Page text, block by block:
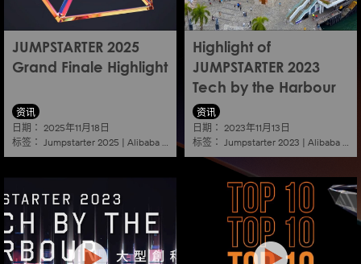
JUMPSTARTER 2025
Grand Finale Highlight
资讯
日期： 2025年11月18日
标签： Jumpstarter 2025 | Alibaba Aef| Startup
Highlight of
JUMPSTARTER 2023
Tech by the Harbour
资讯
日期： 2023年11月13日
标签： Jumpstarter 2023 | Alibaba